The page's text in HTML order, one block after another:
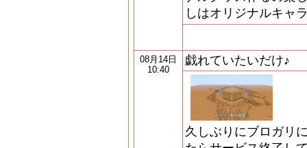
しはオリジナルキャ
08月14日
10:40
戯れていたいだけ♪
久しぶりにブロガリ